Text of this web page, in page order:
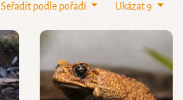
Ukázat 9
Seřadit podle pořadí